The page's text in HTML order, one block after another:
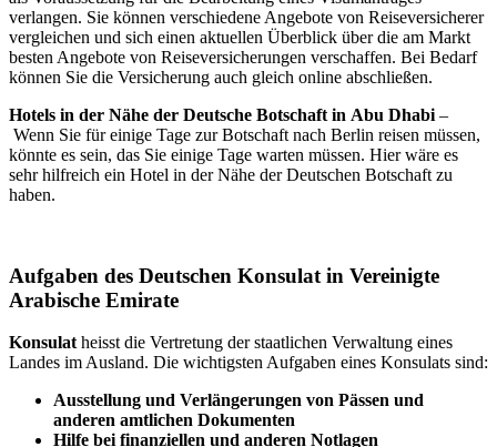
verlangen. Sie können verschiedene Angebote von Reiseversicherer
vergleichen und sich einen aktuellen Überblick über die am Markt
besten Angebote von Reiseversicherungen verschaffen. Bei Bedarf
können Sie die Versicherung auch gleich online abschließen.
Hotels in der Nähe der Deutsche Botschaft in Abu Dhabi –
Wenn Sie für einige Tage zur Botschaft nach Berlin reisen müssen,
könnte es sein, das Sie einige Tage warten müssen. Hier wäre es
sehr hilfreich ein Hotel in der Nähe der Deutschen Botschaft zu
haben.
Aufgaben des Deutschen Konsulat in Vereinigte
Arabische Emirate
Konsulatheisst die Vertretung der staatlichen Verwaltung eines
Landes im Ausland. Die wichtigsten Aufgaben eines Konsulats sind:
Ausstellung und Verlängerungen von Pässen und
anderen amtlichen Dokumenten
Hilfe bei finanziellen und anderen Notlagen